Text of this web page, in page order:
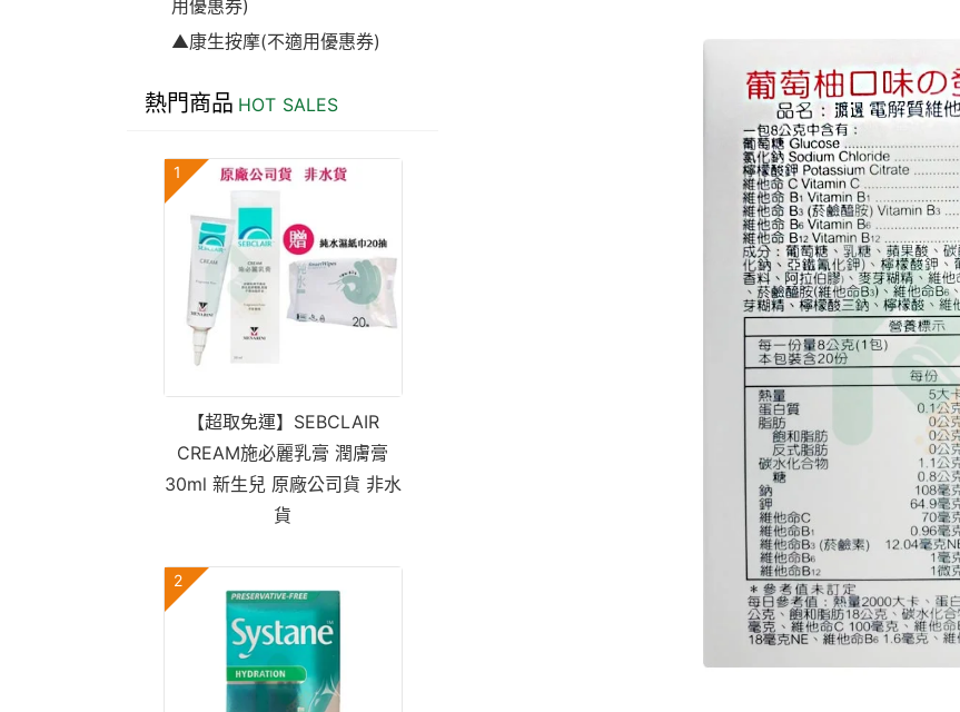
用優惠券)
▲康生按摩(不適用優惠券)
熱門商品 HOT SALES
1
【超取免運】SEBCLAIR
CREAM施必麗乳膏 潤膚膏
30ml 新生兒 原廠公司貨 非水
貨
2